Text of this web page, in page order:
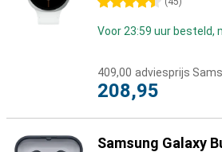
Voor 23:59 uur besteld,
409,00 adviesprijs
208,95
Samsung Galaxy